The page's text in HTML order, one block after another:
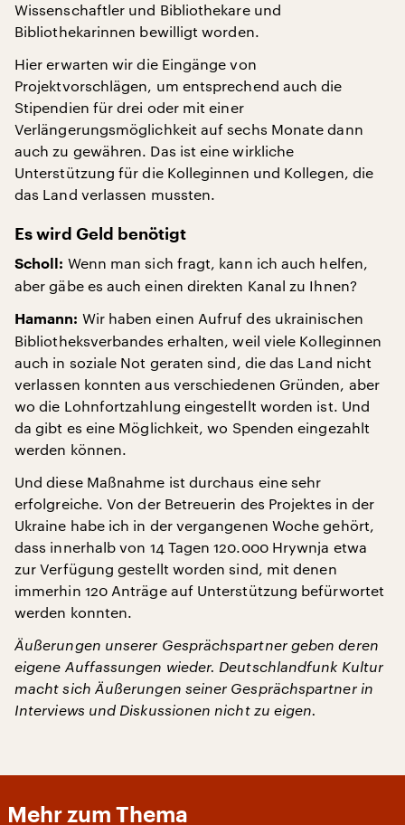
Wissenschaftler und Bibliothekare und
Bibliothekarinnen bewilligt worden.
Hier erwarten wir die Eingänge von
Projektvorschlägen, um entsprechend auch die
Stipendien für drei oder mit einer
Verlängerungsmöglichkeit auf sechs Monate dann
auch zu gewähren. Das ist eine wirkliche
Unterstützung für die Kolleginnen und Kollegen, die
das Land verlassen mussten.
Es wird Geld benötigt
Scholl: Wenn man sich fragt, kann ich auch helfen,
aber gäbe es auch einen direkten Kanal zu Ihnen?
Hamann: Wir haben einen Aufruf des ukrainischen
Bibliotheksverbandes erhalten, weil viele Kolleginnen
auch in soziale Not geraten sind, die das Land nicht
verlassen konnten aus verschiedenen Gründen, aber
wo die Lohnfortzahlung eingestellt worden ist. Und
da gibt es eine Möglichkeit, wo Spenden eingezahlt
werden können.
Und diese Maßnahme ist durchaus eine sehr
erfolgreiche. Von der Betreuerin des Projektes in der
Ukraine habe ich in der vergangenen Woche gehört,
dass innerhalb von 14 Tagen 120.000 Hrywnja etwa
zur Verfügung gestellt worden sind, mit denen
immerhin 120 Anträge auf Unterstützung befürwortet
werden konnten.
Äußerungen unserer Gesprächspartner geben deren
eigene Auffassungen wieder. Deutschlandfunk Kultur
macht sich Äußerungen seiner Gesprächspartner in
Interviews und Diskussionen nicht zu eigen.
Mehr zum Thema